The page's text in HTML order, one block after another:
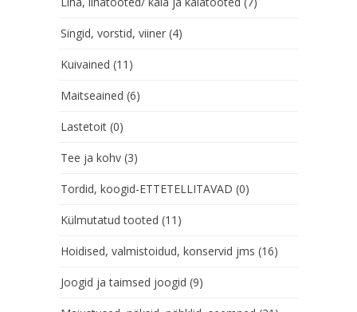
Singid, vorstid, viiner (4)
Kuivained (11)
Maitseained (6)
Lastetoit (0)
Tee ja kohv (3)
Tordid, koogid-ETTETELLITAVAD (0)
Külmutatud tooted (11)
Hoidised, valmistoidud, konservid jms (16)
Joogid ja taimsed joogid (9)